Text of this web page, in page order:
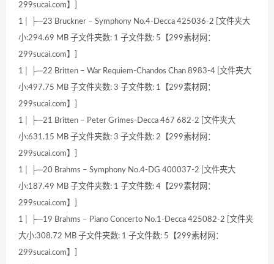
299sucai.com】]
1│ ├─23 Bruckner – Symphony No.4-Decca 425036-2 [文件夹大
小:294.69 MB 子文件夹数: 1 子文件数: 5【299素材网：
299sucai.com】]
1│ ├─22 Britten – War Requiem-Chandos Chan 8983-4 [文件夹大
小:497.75 MB 子文件夹数: 3 子文件数: 1【299素材网：
299sucai.com】]
1│ ├─21 Britten – Peter Grimes-Decca 467 682-2 [文件夹大
小:631.15 MB 子文件夹数: 3 子文件数: 2【299素材网：
299sucai.com】]
1│ ├─20 Brahms – Symphony No.4-DG 400037-2 [文件夹大
小:187.49 MB 子文件夹数: 1 子文件数: 4【299素材网：
299sucai.com】]
1│ ├─19 Brahms – Piano Concerto No.1-Decca 425082-2 [文件夹
大小:308.72 MB 子文件夹数: 1 子文件数: 5【299素材网：
299sucai.com】]